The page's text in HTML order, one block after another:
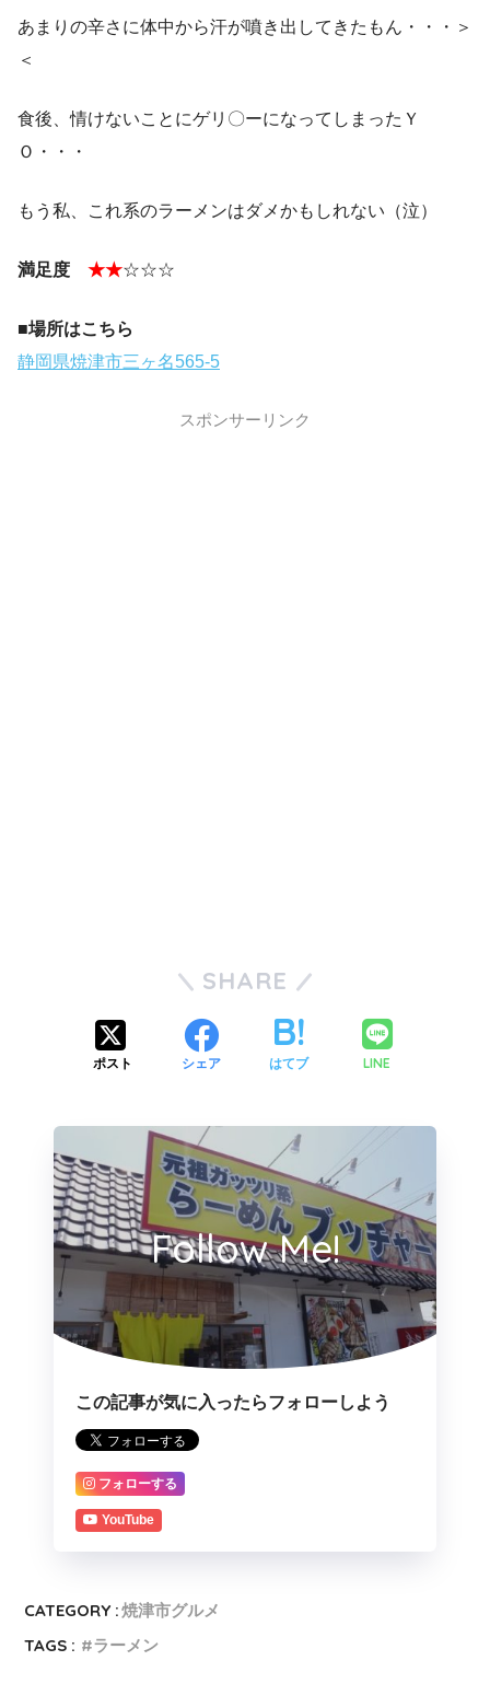
あまりの辛さに体中から汗が噴き出してきたもん・・・＞
＜
食後、情けないことにゲリ〇ーになってしまったＹ
Ｏ・・・
もう私、これ系のラーメンはダメかもしれない（泣）
満足度 ★★☆☆☆
■場所はこちら
静岡県焼津市三ヶ名565-5
スポンサーリンク
SHARE
ポスト シェア はてブ LINE
Follow Me!
この記事が気に入ったらフォローしよう
フォローする
YouTube
CATEGORY :焼津市グルメ
TAGS :
ラーメン